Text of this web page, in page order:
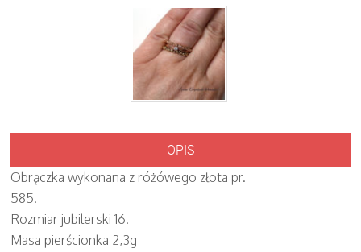
OPIS
Obrączka wykonana z różówego złota pr.
585.
Rozmiar jubilerski 16.
Masa pierścionka 2,3g